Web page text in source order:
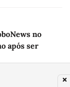
no
após ser